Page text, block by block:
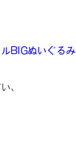
ルBIGぬいぐるみ
、